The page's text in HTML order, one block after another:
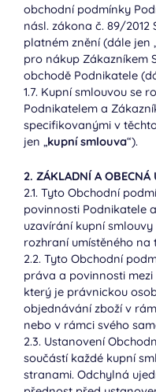
obchodní podmínky
násl. zákona č. 89/2012
platném znění (dále jen
pro nákup Zákazníkem
obchodě Podnikatele
1.7. Kupní smlouvou se
Podnikatelem a
specifikovanými v
jen „kupní smlouva“).
2. ZÁKLADNÍ A OBECNÁ
2.1. Tyto Obchodní
povinnosti Podnikatele
uzavírání kupní
rozhraní umístěného na
2.2. Tyto Obchodní
práva a povinnosti
který je právnickou
objednávání zboží v
nebo v rámci svého
2.3. Ustanovení
součástí každé kupní
stranami. Odchylná